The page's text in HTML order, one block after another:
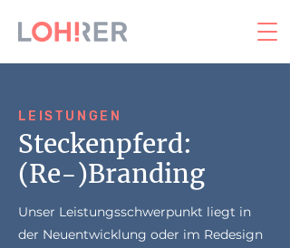
LEISTUNGEN
Steckenpferd:
(Re-)Branding
Unser Leistungsschwerpunkt liegt in
der Neuentwicklung oder im Redesign